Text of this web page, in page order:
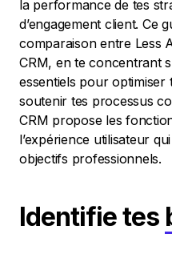
la performance de tes
d’engagement client. Ce
comparaison entre Less
CRM, en te concentrant
essentiels pour optimiser
soutenir tes processus
CRM propose les
l’expérience utilisateur
objectifs professionnels.
Identifie tes